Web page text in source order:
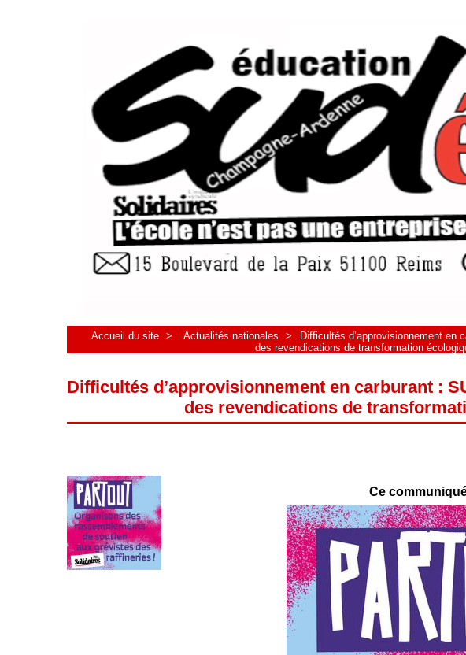
Accueil du site > Actualités nationales >
Difficultés d’approvisionnement en
des revendications de transformation
Difficultés d’approvisionnement en carburant :
des revendications de
Ce